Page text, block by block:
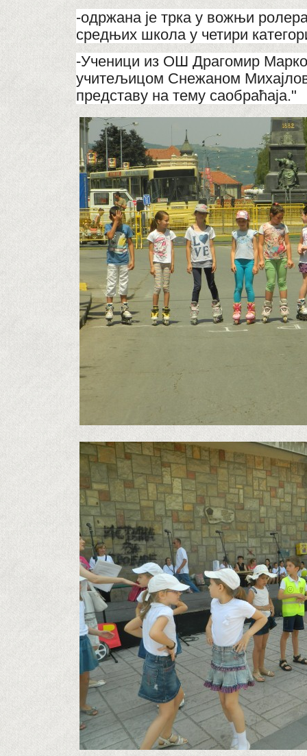
-одржана је трка у вожњи
средњих школа у четири
-Ученици из ОШ Драгомир
учитељицом Снежаном
представу на тему саобраћаја."